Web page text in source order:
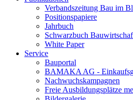
Verbandszeitung Bau im
Positionspapiere
Jahrbuch
Schwarzbuch
White Paper
Service
Bauportal
BAMAKA AG -
Nachwuchskampagnen
Freie Ausbildungsplätze